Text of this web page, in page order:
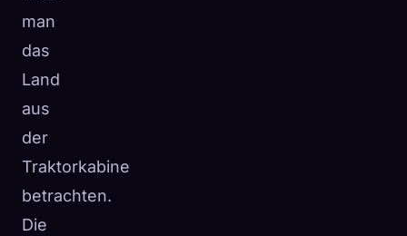
man
das
Land
aus
der
Traktorkabine
betrachten.
Die